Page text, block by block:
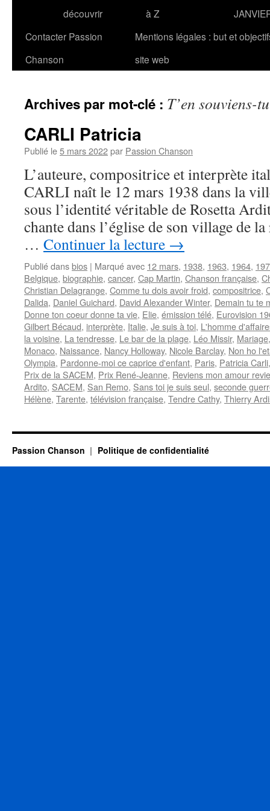
découvrir
à Z
Contacter Passion
Chanson
Mentions légales : but et
site web
Archives par mot-clé : T’en souviens-
CARLI Patricia
Publié le5 mars 2022par Passion Chanson
L’auteure, compositrice et interprète
CARLI naît le 12 mars 1938 dans la
sous l’identité véritable de Rosetta
chante dans l’église de son village de
… Continuer la lecture →
Publié dansbios | Marqué avec 12 mars, 1938, 1963, 1964,
Belgique, biographie, cancer, Cap Martin, Chanson française,
Christian Delagrange, Comme tu dois avoir froid, compositrice,
Dalida, Daniel Guichard, David Alexander Winter, Demain tu te
Donne ton coeur donne ta vie, Elie, émission télé, Eurovision
Gilbert Bécaud, interprète, Italie, Je suis à toi, L'homme
la voisine, La tendresse, Le bar de la plage, Léo Missir, Mariage
Monaco, Naissance, Nancy Holloway, Nicole Barclay, Non ho
Olympia, Pardonne-moi ce caprice d'enfant, Paris, Patricia Carli
Prix de la SACEM, Prix René-Jeanne, Reviens mon amour
Ardito, SACEM, San Remo, Sans toi je suis seul, seconde
Hélène, Tarente, télévision française, Tendre Cathy, Thierry
Passion Chanson Politique de confidentialité